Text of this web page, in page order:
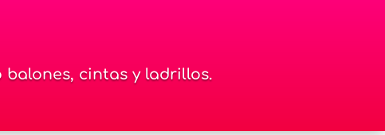
cintas y ladrillos.